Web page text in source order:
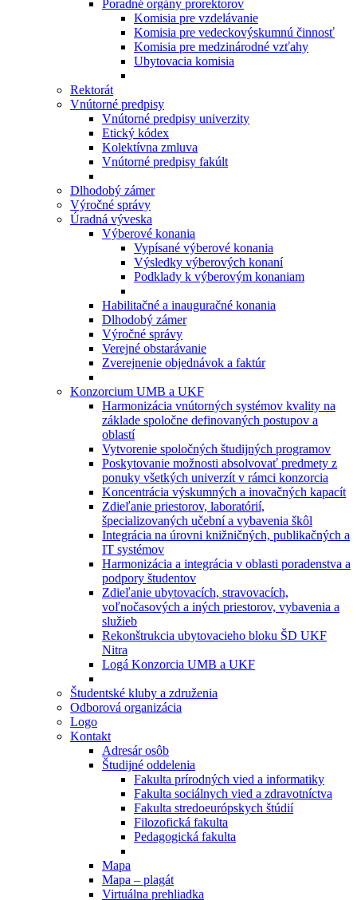
Poradné orgány prorektorov
Komisia pre vzdelávanie
Komisia pre vedeckovýskumnú činnosť
Komisia pre medzinárodné vzťahy
Ubytovacia komisia
Rektorát
Vnútorné predpisy
Vnútorné predpisy univerzity
Etický kódex
Kolektívna zmluva
Vnútorné predpisy fakúlt
Dlhodobý zámer
Výročné správy
Úradná výveska
Výberové konania
Vypísané výberové konania
Výsledky výberových konaní
Podklady k výberovým konaniam
Habilitačné a inauguračné konania
Dlhodobý zámer
Výročné správy
Verejné obstarávanie
Zverejnenie objednávok a faktúr
Konzorcium UMB a UKF
Harmonizácia vnútorných systémov kvality na
základe spoločne definovaných postupov a
oblastí
Vytvorenie spoločných študijných programov
Poskytovanie možnosti absolvovať predmety z
ponuky všetkých univerzít v rámci konzorcia
Koncentrácia výskumných a inovačných kapacít
Zdieľanie priestorov, laboratórií,
špecializovaných učební a vybavenia škôl
Integrácia na úrovni knižničných, publikačných a
IT systémov
Harmonizácia a integrácia v oblasti poradenstva a
podpory študentov
Zdieľanie ubytovacích, stravovacích,
voľnočasových a iných priestorov, vybavenia a
služieb
Rekonštrukcia ubytovacieho bloku ŠD UKF
Nitra
Logá Konzorcia UMB a UKF
Študentské kluby a združenia
Odborová organizácia
Logo
Kontakt
Adresár osôb
Študijné oddelenia
Fakulta prírodných vied a informatiky
Fakulta sociálnych vied a zdravotníctva
Fakulta stredoeurópskych štúdií
Filozofická fakulta
Pedagogická fakulta
Mapa
Mapa – plagát
Virtuálna prehliadka